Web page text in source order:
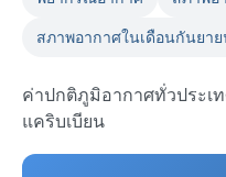
สภาพอากาศในเดือนกันยา
ค่าปกติภูมิอากาศทั่วประเ
แคริบเบียน